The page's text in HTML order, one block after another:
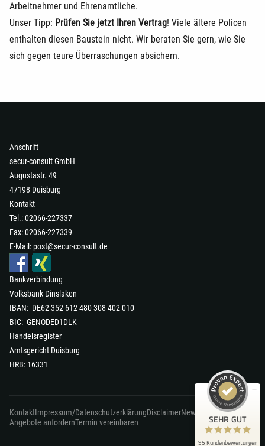
Arbeitnehmer und Ehrenamtliche.
Unser Tipp: Prüfen Sie jetzt Ihren Vertrag! Viele ältere Policen
enthalten diesen Baustein nicht. Wir beraten Sie gern, wie Sie
sich gegen teure Überraschungen absichern.
Anschrift
secur-consult GmbH
Augustastr. 49
47198 Duisburg
Kontakt
Tel.: 02066-227337
Fax: 02066-227339
E-Mail: post@secur-consult.de
Bankverbindung
Volksbank Dinslaken
IBAN: DE62 352 612 480 308 402 010
BIC: GENODED1DLK
Handelsregister
Amtsgericht Duisburg
HRB: 16331
KontaktImpressum/DatenschutzerklärungDisclaimerNews
Angebote anfordernTermin vereinbaren SEHR GUT
95 Kundenbewertungen
Kundenbewertungen und Erfahrungen zu
87
Bewertungen auf
ProvenExpert.com
Bewertungen von 1
anderen Quelle